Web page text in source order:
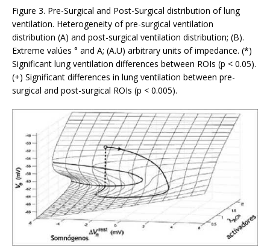
Figure 3. Pre-Surgical and Post-Surgical distribution of lung
ventilation. Heterogeneity of pre-surgical ventilation
distribution (A) and post-surgical ventilation distribution; (B).
Extreme valúes ° and A; (A.U) arbitrary units of impedance. (*)
Significant lung ventilation differences between ROIs (p < 0.05).
(+) Significant differences in lung ventilation between pre-
surgical and post-surgical ROIs (p < 0.005).